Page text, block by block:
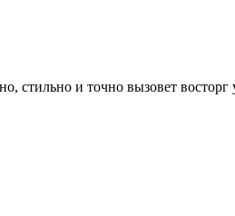
стильно и точно вызовет восторг